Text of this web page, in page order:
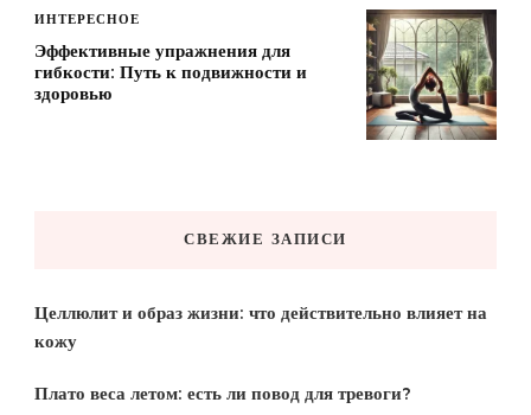
ИНТЕРЕСНОЕ
Эффективные упражнения для
гибкости: Путь к подвижности и
здоровью
СВЕЖИЕ ЗАПИСИ
Целлюлит и образ жизни: что действительно влияет на
кожу
Плато веса летом: есть ли повод для тревоги?